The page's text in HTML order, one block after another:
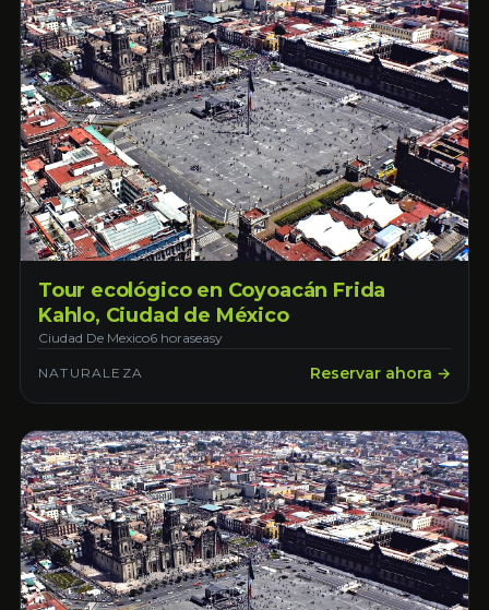
Tour ecológico en Coyoacán Frida
Kahlo, Ciudad de México
Ciudad De Mexico6 horaseasy
NATURALEZA Reservar ahora →